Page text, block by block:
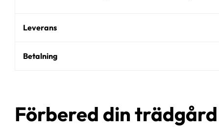
Leverans
Betalning
Förbered din